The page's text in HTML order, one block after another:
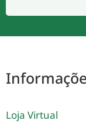
Loja Virtual